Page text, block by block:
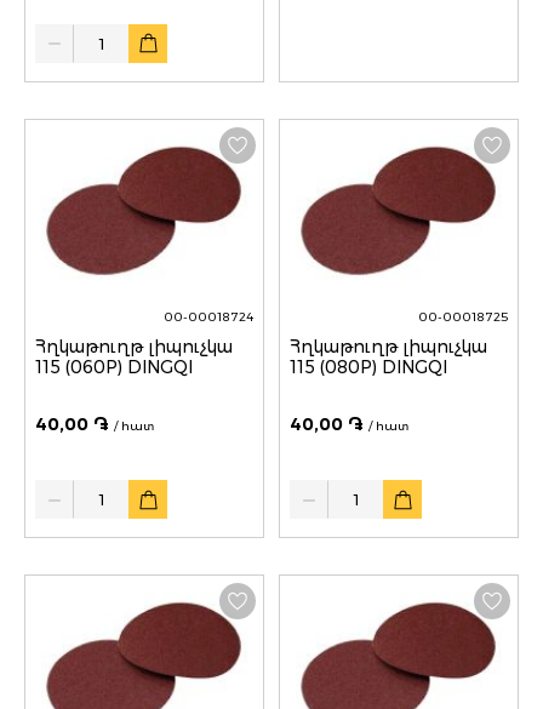
Quantity
00-00018724
Հղկաթուղթ լիպուչկա
115 (060P) DINGQI
40,00 ֏ / հատ
Quantity
00-00018725
Հղկաթուղթ լիպուչկա
115 (080P) DINGQI
40,00 ֏ / հատ
Quantity